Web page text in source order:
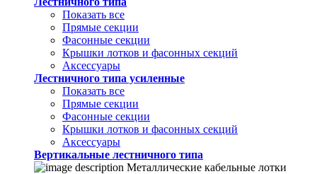
Показать все
Прямые секции
Фасонные секции
Крышки лотков и фасонных секций
Аксессуары
Лестничного типа усиленные
Показать все
Прямые секции
Фасонные секции
Крышки лотков и фасонных секций
Аксессуары
Вертикальные лестничного типа
Металлические кабельные лотки